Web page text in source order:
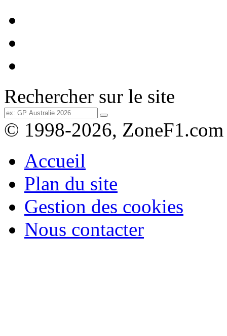
Rechercher sur le site
© 1998-2026, ZoneF1.com
Accueil
Plan du site
Gestion des cookies
Nous contacter